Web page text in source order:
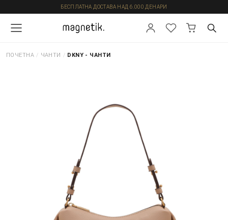
БЕСПЛАТНА ДОСТАВА НАД 6.000 ДЕНАРИ
ПОЧЕТНА / ЧАНТИ / DKNY - ЧАНТИ